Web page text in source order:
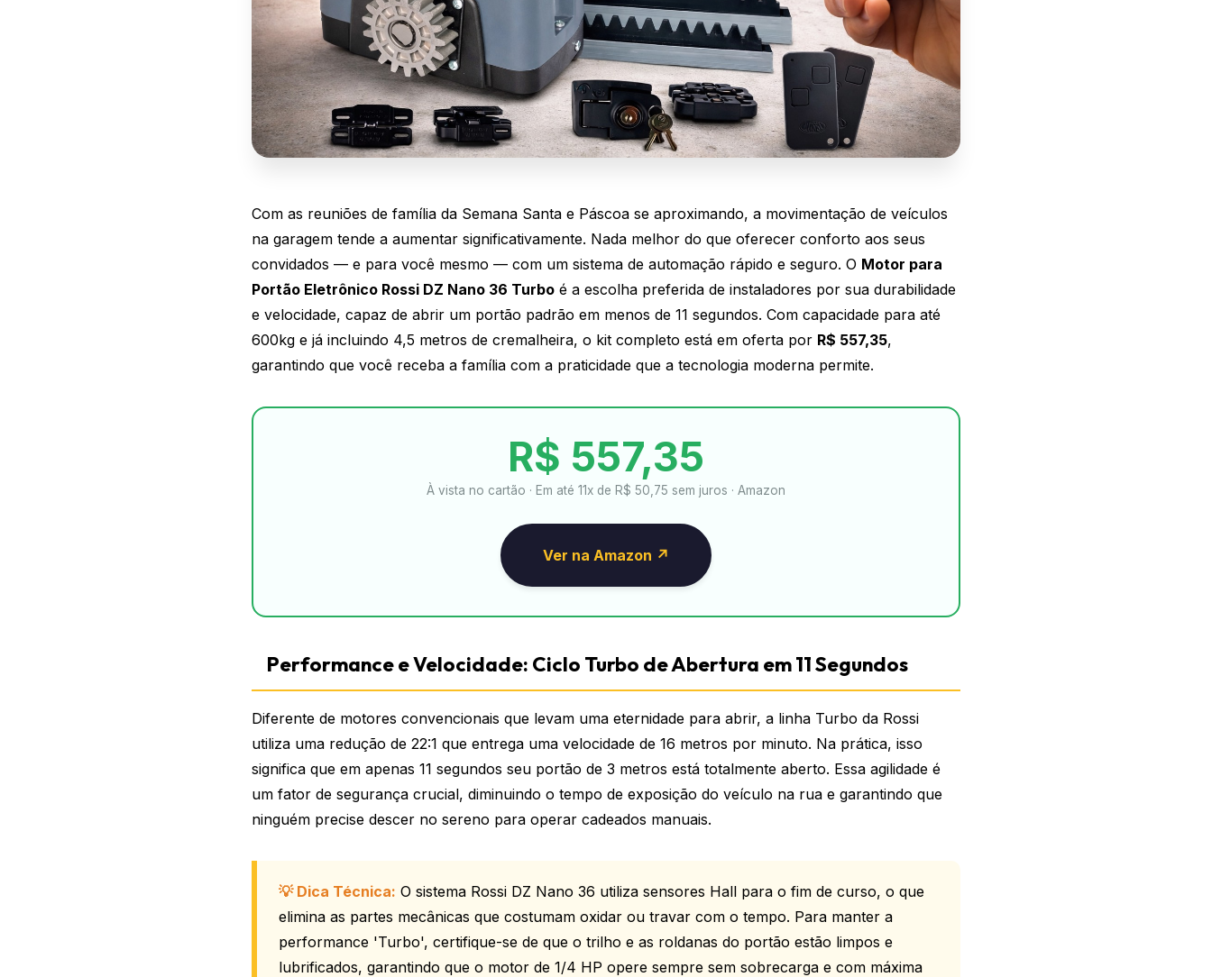
Com as reuniões de família da Semana Santa e Páscoa se aproximando, a movimentação de veículos
na garagem tende a aumentar significativamente. Nada melhor do que oferecer conforto aos seus
convidados — e para você mesmo — com um sistema de automação rápido e seguro. O Motor para
Portão Eletrônico Rossi DZ Nano 36 Turbo é a escolha preferida de instaladores por sua durabilidade
e velocidade, capaz de abrir um portão padrão em menos de 11 segundos. Com capacidade para até
600kg e já incluindo 4,5 metros de cremalheira, o kit completo está em oferta por R$ 557,35,
garantindo que você receba a família com a praticidade que a tecnologia moderna permite.
R$ 557,35
À vista no cartão · Em até 11x de R$ 50,75 sem juros · Amazon
Ver na Amazon ↗
Performance e Velocidade: Ciclo Turbo de Abertura em 11 Segundos
Diferente de motores convencionais que levam uma eternidade para abrir, a linha Turbo da Rossi
utiliza uma redução de 22:1 que entrega uma velocidade de 16 metros por minuto. Na prática, isso
significa que em apenas 11 segundos seu portão de 3 metros está totalmente aberto. Essa agilidade é
um fator de segurança crucial, diminuindo o tempo de exposição do veículo na rua e garantindo que
ninguém precise descer no sereno para operar cadeados manuais.
💡 Dica Técnica: O sistema Rossi DZ Nano 36 utiliza sensores Hall para o fim de curso, o que
elimina as partes mecânicas que costumam oxidar ou travar com o tempo. Para manter a
performance 'Turbo', certifique-se de que o trilho e as roldanas do portão estão limpos e
lubrificados, garantindo que o motor de 1/4 HP opere sempre sem sobrecarga e com máxima